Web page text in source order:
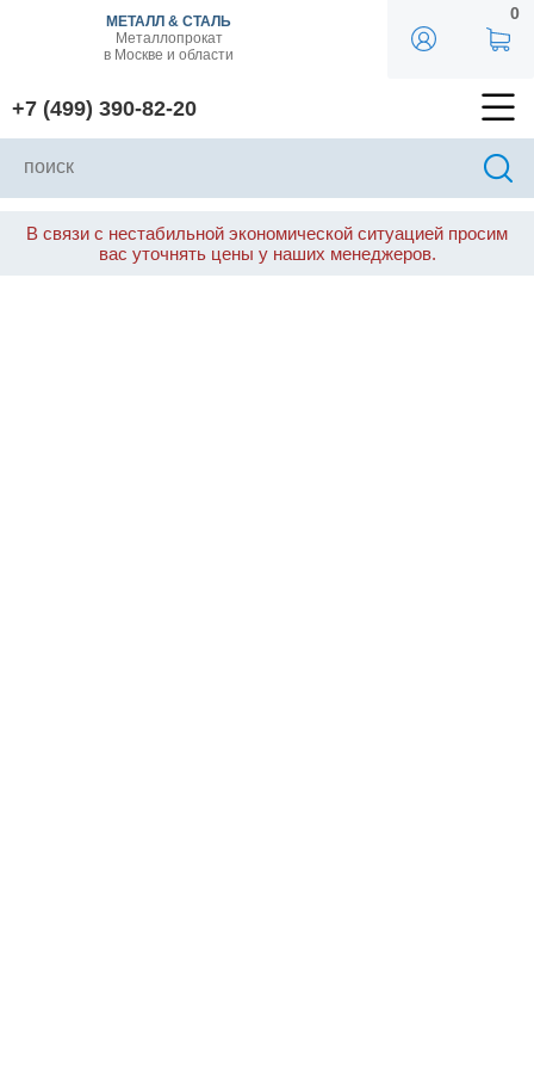
МЕТАЛЛ & СТАЛЬ
Металлопрокат
в Москве и области
+7 (499) 390-82-20
0
В связи с нестабильной экономической ситуацией просим
вас уточнять цены у наших менеджеров.